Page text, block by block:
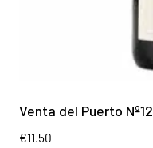
Venta del Puerto Nº12
€11.50